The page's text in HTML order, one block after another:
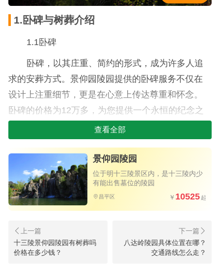
1.卧碑与树葬介绍
1.1卧碑
卧碑，以其庄重、简约的形式，成为许多人追
求的安葬方式。景仰园陵园提供的卧碑服务不仅在
设计上注重细节，更是在心意上传达尊重和怀念。
卧碑的价格为12万多，为您提供一个永恒的纪念之
1.2树葬
树葬则是一种与自然融合的独特方式，通过树
木的生长，将逝者的灵魂融入自然之中。景仰园陵
园的树葬服务以其生态友好、独特新颖的形式受到
与自然和谐相处的安详。
2.卧碑与树葬价格
查看全部
景仰园陵园
位于明十三陵景区内，是十三陵内少
有能出售墓位的陵园
昌平区 10525
十三陵景仰园陵园有树葬吗
价格在多少钱？
八达岭陵园具体位置在哪？
交通路线怎么走？